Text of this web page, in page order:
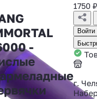
-
1750 ₽
Войти
г.